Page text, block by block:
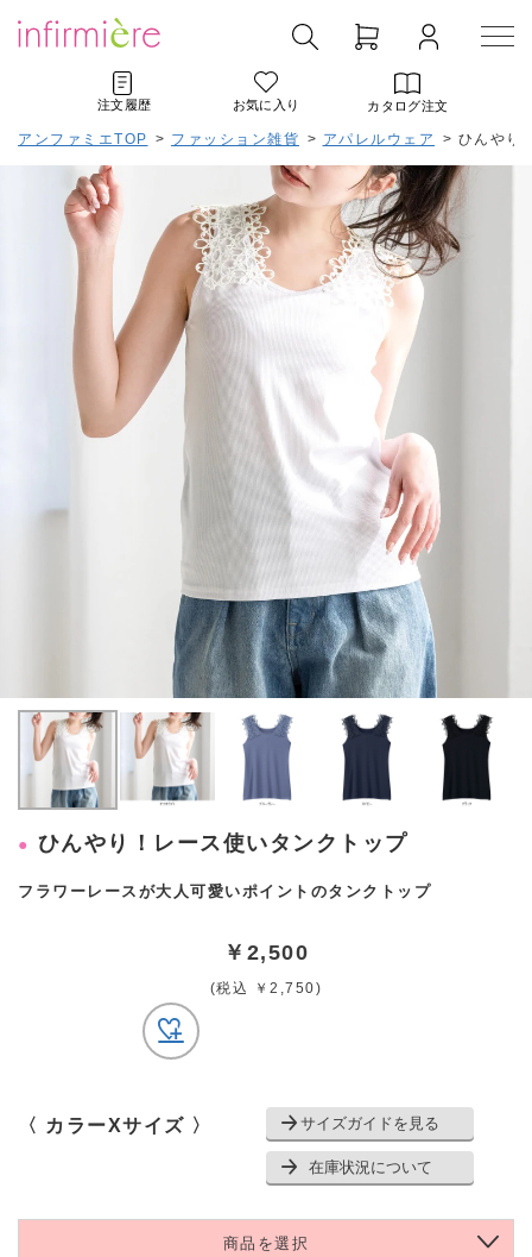
注文履歴 お気に入り カタログ注文
アンファミエTOP > ファッション雑貨 > アパレルウェア > ひんやり
ひんやり！レース使いタンクトップ
フラワーレースが大人可愛いポイントのタンクトップ
￥2,500
(税込 ￥2,750)
〈 カラーXサイズ 〉 サイズガイドを見る
在庫状況について
商品を選択